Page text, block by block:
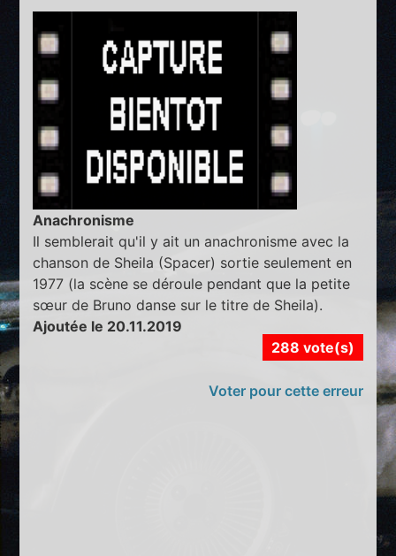
Anachronisme
Il semblerait qu'il y ait un anachronisme avec la
chanson de Sheila (Spacer) sortie seulement en
1977 (la scène se déroule pendant que la petite
sœur de Bruno danse sur le titre de Sheila).
Ajoutée le 20.11.2019
288 vote(s)
Voter pour cette erreur